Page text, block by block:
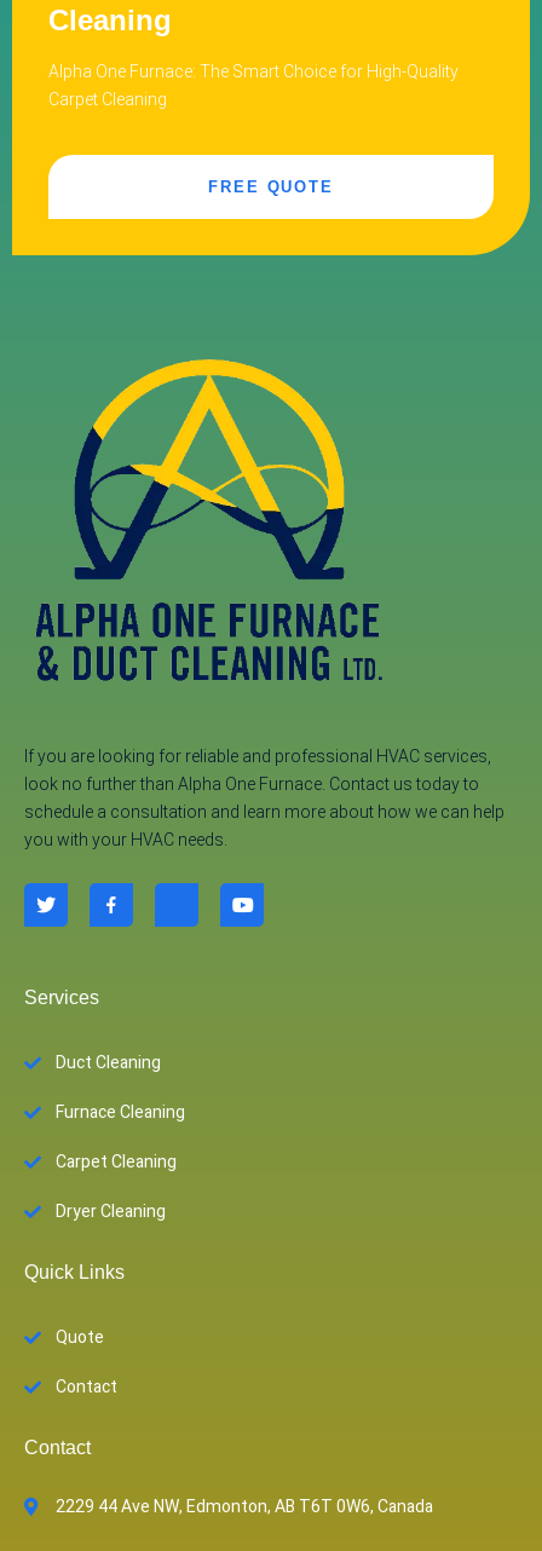
Cleaning
Alpha One Furnace: The Smart Choice for High-Quality
Carpet Cleaning
FREE QUOTE
If you are looking for reliable and professional HVAC services,
look no further than Alpha One Furnace. Contact us today to
schedule a consultation and learn more about how we can help
you with your HVAC needs.
Services
Duct Cleaning
Furnace Cleaning
Carpet Cleaning
Dryer Cleaning
Quick Links
Quote
Contact
Contact
2229 44 Ave NW, Edmonton, AB T6T 0W6, Canada